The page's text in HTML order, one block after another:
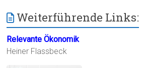
Weiterführende Links:
Relevante Ökonomik
Heiner Flassbeck